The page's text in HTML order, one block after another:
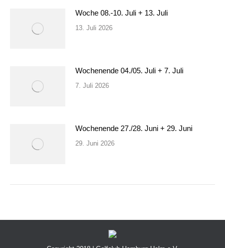
Woche 08.-10. Juli + 13. Juli
13. Juli 2026
Wochenende 04./05. Juli + 7. Juli
7. Juli 2026
Wochenende 27./28. Juni + 29. Juni
29. Juni 2026